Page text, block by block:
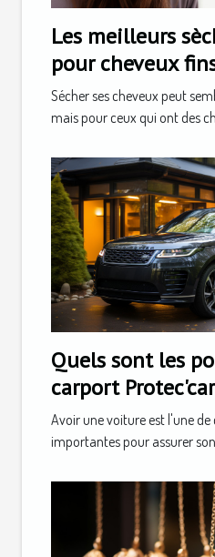
Les meilleurs
pour cheveux
Sécher ses cheveux peut
mais pour ceux qui ont des
Quels sont les
carport
Extérieur ?
Avoir une voiture est l'une de
importantes pour assurer